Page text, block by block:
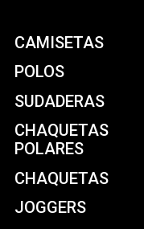
CAMISETAS
POLOS
SUDADERAS
CHAQUETAS
POLARES
CHAQUETAS
JOGGERS